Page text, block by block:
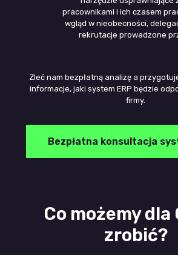
pracownikami i ich czasem
wgląd w nieobecności,
rekrutacje prowadzone
Zleć nam bezpłatną analizę a
informacje, jaki system ERP będzie
firmy.
Bezpłatna konsultacja
Co możemy dla
zrobić?